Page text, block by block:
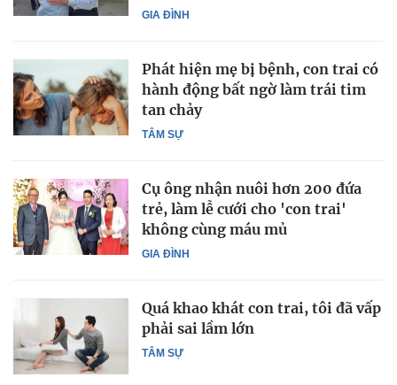
GIA ĐÌNH
TÂM SỰ
Phát hiện mẹ bị bệnh, con trai có
hành động bất ngờ làm trái tim
tan chảy
GIA ĐÌNH
Cụ ông nhận nuôi hơn 200 đứa
trẻ, làm lễ cưới cho 'con trai'
không cùng máu mủ
TÂM SỰ
Quá khao khát con trai, tôi đã vấp
phải sai lầm lớn